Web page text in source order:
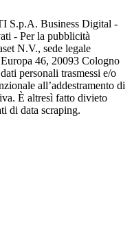
S.p.A. Business Digital -
- Per la pubblicità
N.V., sede legale
46, 20093 Cologno
personali trasmessi e/o
all’addestramento di
È altresì fatto divieto
di data scraping.